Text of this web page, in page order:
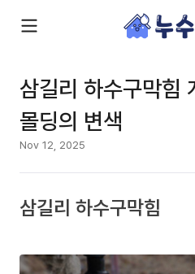
삼길리 하수구막힘
몰딩의 변색
Nov 12, 2025
삼길리 하수구막힘